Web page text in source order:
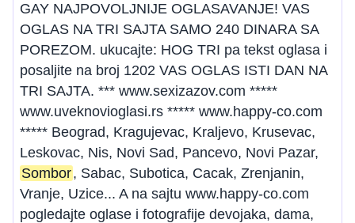
GAY NAJPOVOLJNIJE OGLASAVANJE! VAS
OGLAS NA TRI SAJTA SAMO 240 DINARA SA
POREZOM. ukucajte: HOG TRI pa tekst oglasa i
posaljite na broj 1202 VAS OGLAS ISTI DAN NA
TRI SAJTA. *** www.sexizazov.com *****
www.uveknovioglasi.rs ***** www.happy-co.com
***** Beograd, Kragujevac, Kraljevo, Krusevac,
Leskovac, Nis, Novi Sad, Pancevo, Novi Pazar,
Sombor, Sabac, Subotica, Cacak, Zrenjanin,
Vranje, Uzice... A na sajtu www.happy-co.com
pogledajte oglase i fotografije devojaka, dama,